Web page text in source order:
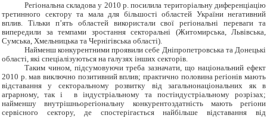
Регіональна складова у 2010 р. посилила територіальну диференціацію
третинного сектору та мала для більшості областей України негативний
вплив. Тільки п’ять областей використали свої регіональні переваги та
випередили за темпами зростання секторальні (Житомирська, Львівська,
Сумська, Хмельницька та Чернігівська області).
Найменш конкурентними проявили себе Дніпропетровська та Донецькі
області, які спеціалізуються на галузях інших секторів.
Таким чином, підсумовуючи треба зазначати, що національний ефект
2010 р. мав виключно позитивний вплив; практично половина регіонів мають
відставання у секторальному розвитку від загальнонаціональних як в
аграрному, так і в індустріальному та постіндустріальному розрізах;
найменшу внутрішньорегіональну конкурентоздатність мають регіони
сервісного сектору, де спостерігається найбільше відставання від